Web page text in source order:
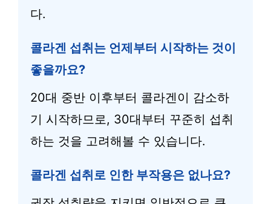
다.
콜라겐 섭취는 언제부터 시작하는 것이
좋을까요?
20대 중반 이후부터 콜라겐이 감소하
기 시작하므로, 30대부터 꾸준히 섭취
하는 것을 고려해볼 수 있습니다.
콜라겐 섭취로 인한 부작용은 없나요?